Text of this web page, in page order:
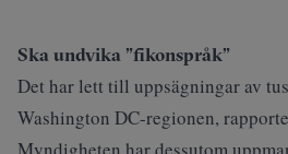
Ska undvika ”fikonspråk”
Det har lett till uppsägningar av
Washington DC-regionen,
Myndigheten har dessutom